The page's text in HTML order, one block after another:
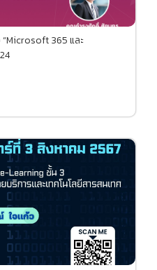
365 และ